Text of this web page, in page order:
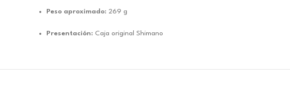
Peso aproximado: 269 g
Presentación: Caja original Shimano